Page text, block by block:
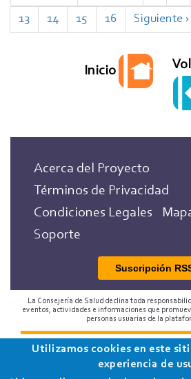
página
anterior
Page
13 Page
14 Page
15 Page
16
Siguiente
página
Siguiente ›
Inicio
Acerca del Proyecto
Términos de Privacidad
Condiciones Legales
Soporte
Suscripción
La Consejería de Salud declina toda
eventos, actividades e informaciones que
personas usuarias de la
2018 Programa de
Consejería de
Utilizamos cookies en este
experiencia de